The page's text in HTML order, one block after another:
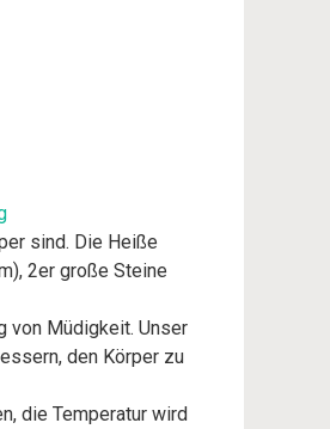
sind. Die Heiße
2er große Steine
von Müdigkeit. Unser
den Körper zu
die Temperatur wird